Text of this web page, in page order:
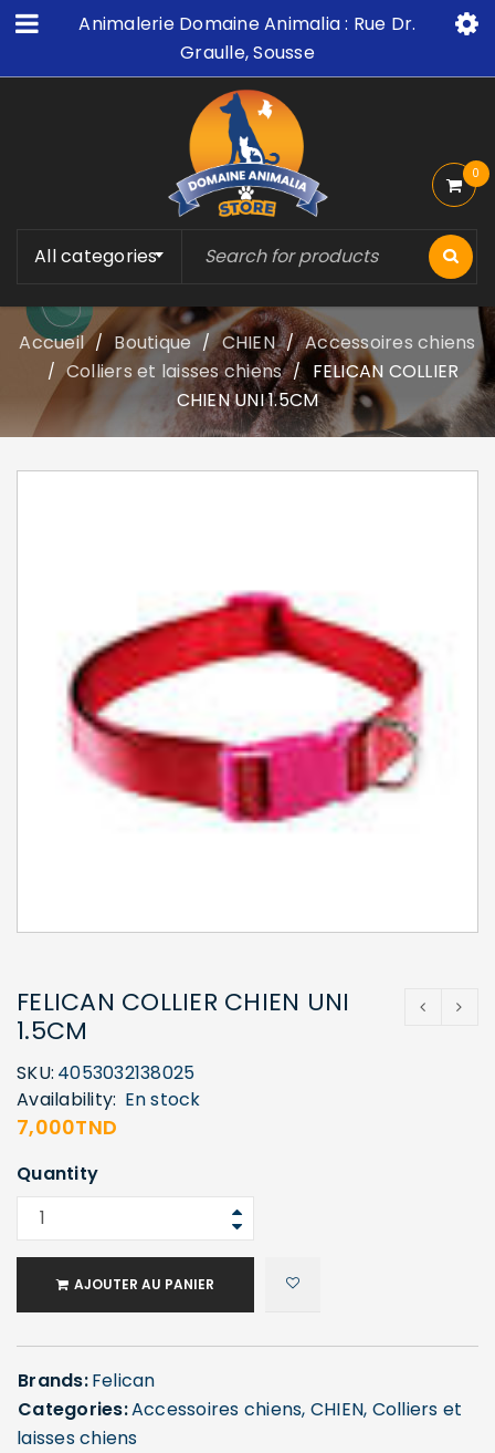
Animalerie Domaine Animalia : Rue Dr.
Graulle, Sousse
All categories
0
Accueil / Boutique / CHIEN / Accessoires chiens
/ Colliers et laisses chiens / FELICAN COLLIER
CHIEN UNI 1.5CM
FELICAN COLLIER CHIEN UNI
1.5CM
SKU: 4053032138025
Availability: En stock
7,000TND
Quantity
AJOUTER AU PANIER
Brands:Felican
Categories:Accessoires chiens, CHIEN, Colliers et
laisses chiens